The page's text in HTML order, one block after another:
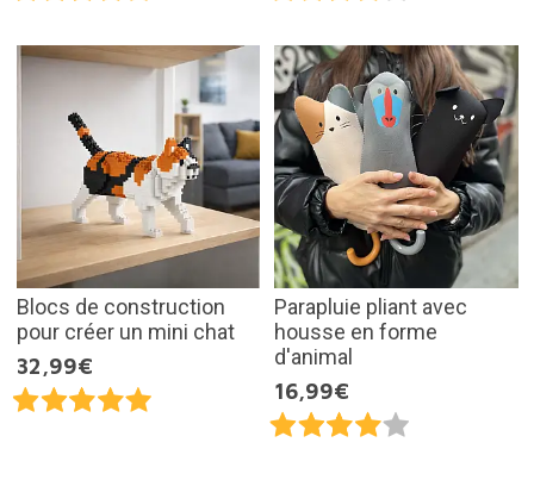
Blocs de construction
pour créer un mini chat
32,99€
Parapluie pliant avec
housse en forme
d'animal
16,99€